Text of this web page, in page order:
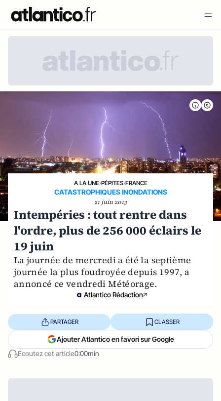
A LA UNE›PÉPITES›FRANCE
CATASTROPHIQUES INONDATIONS
21 juin 2013
Intempéries : tout rentre dans
l'ordre, plus de 256 000 éclairs le
19 juin
La journée de mercredi a été la septième
journée la plus foudroyée depuis 1997, a
annoncé ce vendredi Météorage.
Atlantico Rédaction
Écoutez cet article0:00min
PARTAGER CLASSER
Ajouter Atlantico en favori sur Google